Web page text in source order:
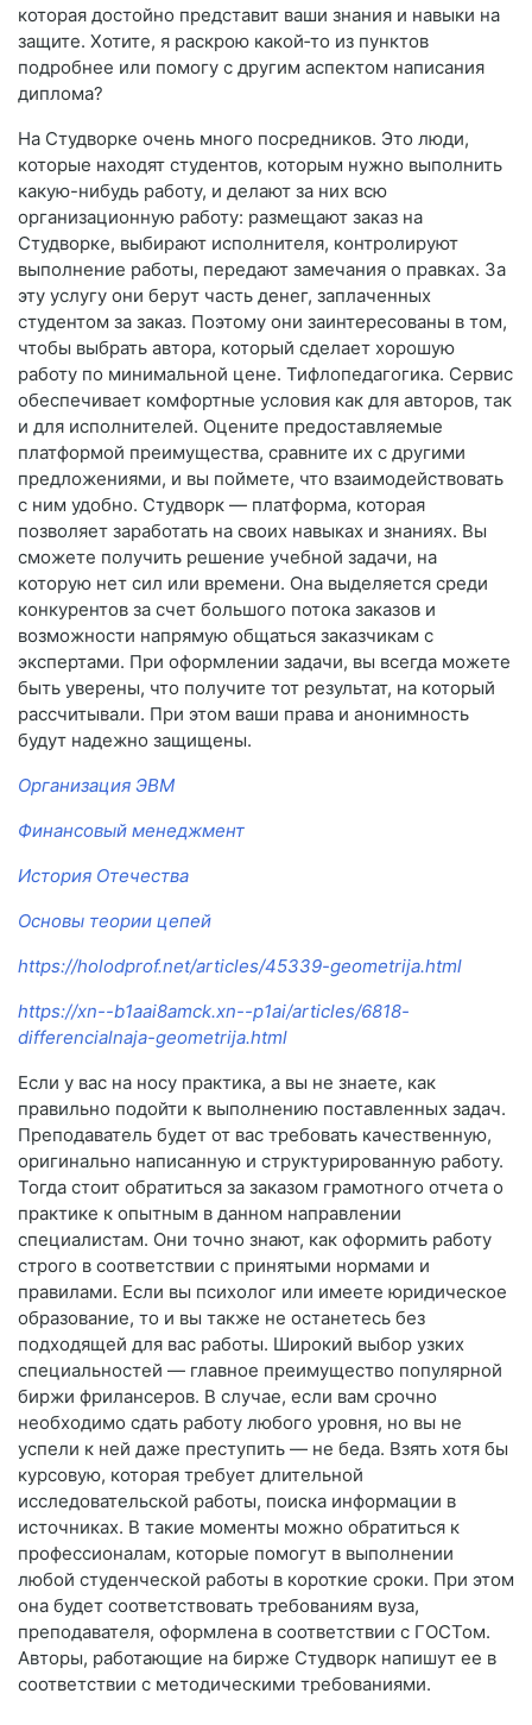
которая достойно представит ваши знания и навыки на
защите. Хотите, я раскрою какой‑то из пунктов
подробнее или помогу с другим аспектом написания
диплома?
На Студворке очень много посредников. Это люди,
которые находят студентов, которым нужно выполнить
какую-нибудь работу, и делают за них всю
организационную работу: размещают заказ на
Студворке, выбирают исполнителя, контролируют
выполнение работы, передают замечания о правках. За
эту услугу они берут часть денег, заплаченных
студентом за заказ. Поэтому они заинтересованы в том,
чтобы выбрать автора, который сделает хорошую
работу по минимальной цене. Тифлопедагогика. Сервис
обеспечивает комфортные условия как для авторов, так
и для исполнителей. Оцените предоставляемые
платформой преимущества, сравните их с другими
предложениями, и вы поймете, что взаимодействовать
с ним удобно. Студворк — платформа, которая
позволяет заработать на своих навыках и знаниях. Вы
сможете получить решение учебной задачи, на
которую нет сил или времени. Она выделяется среди
конкурентов за счет большого потока заказов и
возможности напрямую общаться заказчикам с
экспертами. При оформлении задачи, вы всегда можете
быть уверены, что получите тот результат, на который
рассчитывали. При этом ваши права и анонимность
будут надежно защищены.
Организация ЭВМ
Финансовый менеджмент
История Отечества
Основы теории цепей
https://holodprof.net/articles/45339-geometrija.html
https://xn--b1aai8amck.xn--p1ai/articles/6818-
differencialnaja-geometrija.html
Если у вас на носу практика, а вы не знаете, как
правильно подойти к выполнению поставленных задач.
Преподаватель будет от вас требовать качественную,
оригинально написанную и структурированную работу.
Тогда стоит обратиться за заказом грамотного отчета о
практике к опытным в данном направлении
специалистам. Они точно знают, как оформить работу
строго в соответствии с принятыми нормами и
правилами. Если вы психолог или имеете юридическое
образование, то и вы также не останетесь без
подходящей для вас работы. Широкий выбор узких
специальностей — главное преимущество популярной
биржи фрилансеров. В случае, если вам срочно
необходимо сдать работу любого уровня, но вы не
успели к ней даже преступить — не беда. Взять хотя бы
курсовую, которая требует длительной
исследовательской работы, поиска информации в
источниках. В такие моменты можно обратиться к
профессионалам, которые помогут в выполнении
любой студенческой работы в короткие сроки. При этом
она будет соответствовать требованиям вуза,
преподавателя, оформлена в соответствии с ГОСТом.
Авторы, работающие на бирже Студворк напишут ее в
соответствии с методическими требованиями.